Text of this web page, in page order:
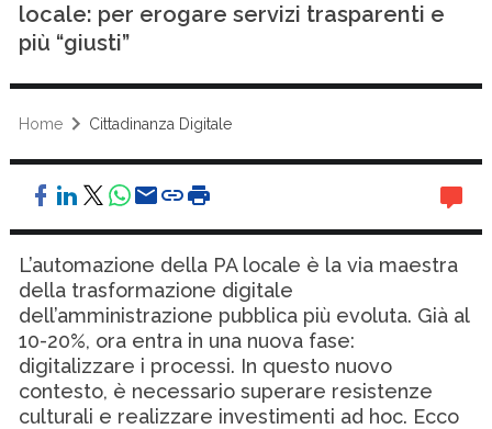
locale: per erogare servizi trasparenti e
più “giusti”
Home Cittadinanza Digitale
L’automazione della PA locale è la via maestra
della trasformazione digitale
dell’amministrazione pubblica più evoluta. Già al
10-20%, ora entra in una nuova fase:
digitalizzare i processi. In questo nuovo
contesto, è necessario superare resistenze
culturali e realizzare investimenti ad hoc. Ecco